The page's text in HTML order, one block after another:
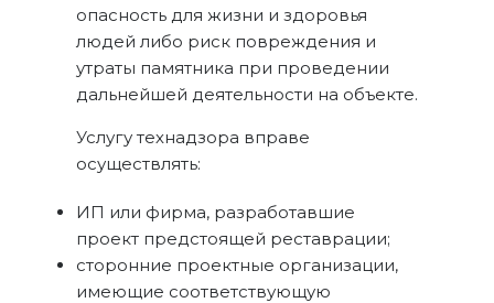
опасность для жизни и здоровья
людей либо риск повреждения и
утраты памятника при проведении
дальнейшей деятельности на объекте.
Услугу технадзора вправе
осуществлять:
ИП или фирма, разработавшие
проект предстоящей реставрации;
сторонние проектные организации,
имеющие соответствующую